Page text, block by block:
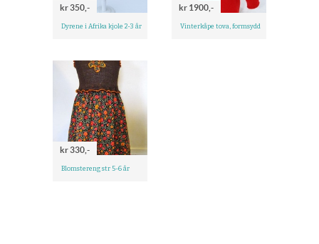
kr 350,-
Dyrene i Afrika kjole 2-3 år
kr 1900,-
Vinterkåpe tova, formsydd
kr 330,-
Blomstereng str 5-6 år